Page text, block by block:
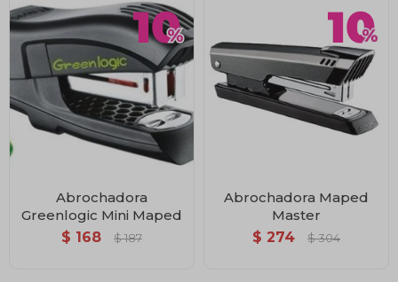
Abrochadora
Greenlogic Mini Maped
$ 168 $ 187
Abrochadora Maped
Master
$ 274 $ 304